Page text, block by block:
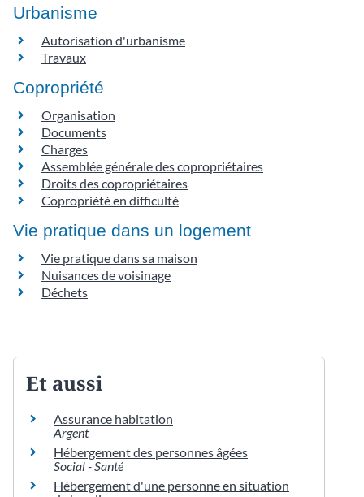
Urbanisme
Autorisation d'urbanisme
Travaux
Copropriété
Organisation
Documents
Charges
Assemblée générale des copropriétaires
Droits des copropriétaires
Copropriété en difficulté
Vie pratique dans un logement
Vie pratique dans sa maison
Nuisances de voisinage
Déchets
Et aussi
Assurance habitation
Argent
Hébergement des personnes âgées
Social - Santé
Hébergement d'une personne en situation